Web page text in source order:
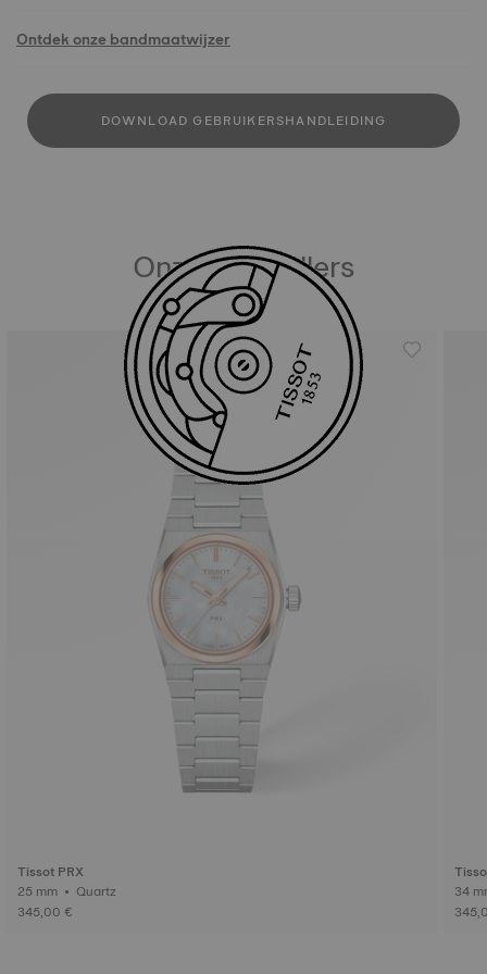
Ontdek onze bandmaatwijzer
DOWNLOAD GEBRUIKERSHANDLEIDING
Onze bestsellers
Tissot PRX
25 mm • Quartz
345,00 €